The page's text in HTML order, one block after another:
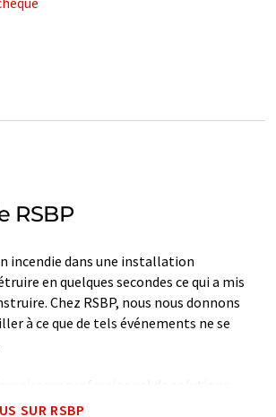
RSBP
incendie dans une installation
en quelques secondes ce qui a mis
Chez RSBP, nous nous donnons
à ce que de tels événements ne se
contre les explosions et les
SUR RSBP